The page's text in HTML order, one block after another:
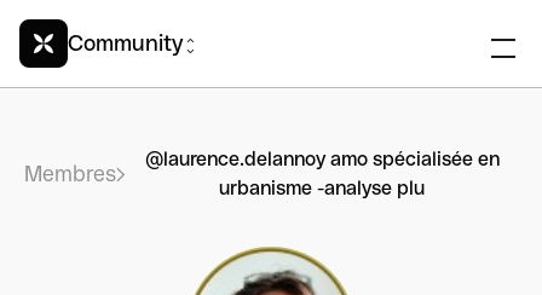
Community
Membres
@laurence.delannoy amo spécialisée en
urbanisme -analyse plu